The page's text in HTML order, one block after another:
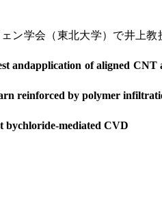
ン学会（東北大学）で井上
andapplication of aligned
reinforced by polymer
bychloride-mediated CVD